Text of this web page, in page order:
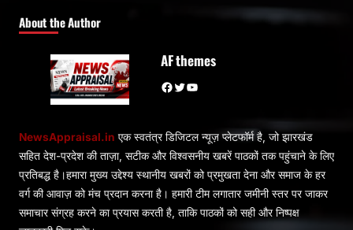
About the Author
AF themes
Facebook Twitter YouTube
NewsAppraisal.in एक स्वतंत्र डिजिटल न्यूज़ प्लेटफॉर्म है, जो झारखंड
सहित देश-प्रदेश की ताज़ा, सटीक और विश्वसनीय खबरें पाठकों तक पहुंचाने के लिए
प्रतिबद्ध है।हमारा मुख्य उद्देश्य स्थानीय खबरों को प्रमुखता देना और समाज के हर
वर्ग की आवाज़ को मंच प्रदान करना है। हमारी टीम लगातार जमीनी स्तर पर जाकर
समाचार संग्रह करने का प्रयास करती है, ताकि पाठकों को सही और निष्पक्ष